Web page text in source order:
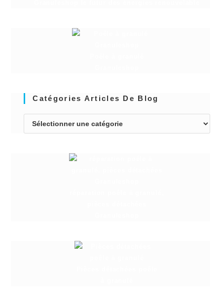
Catégories Articles De Blog